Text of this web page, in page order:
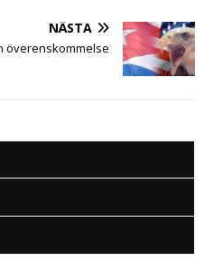
NÄSTA
överenskommelse